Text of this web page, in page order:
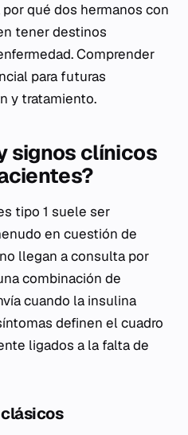
qué dos hermanos con
tener destinos
Comprender
para futuras
y tratamiento.
signos clínicos
tipo 1 suele ser
en cuestión de
llegan a consulta por
combinación de
cuando la insulina
definen el cuadro
ligados a la falta de